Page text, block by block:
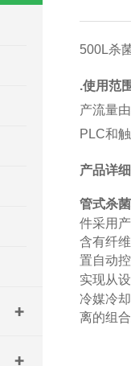
500L杀
.使用范围
产流量
PLC和
产品详
管式杀
件采用
含有纤
置自动
实现从
冷媒冷
离的组